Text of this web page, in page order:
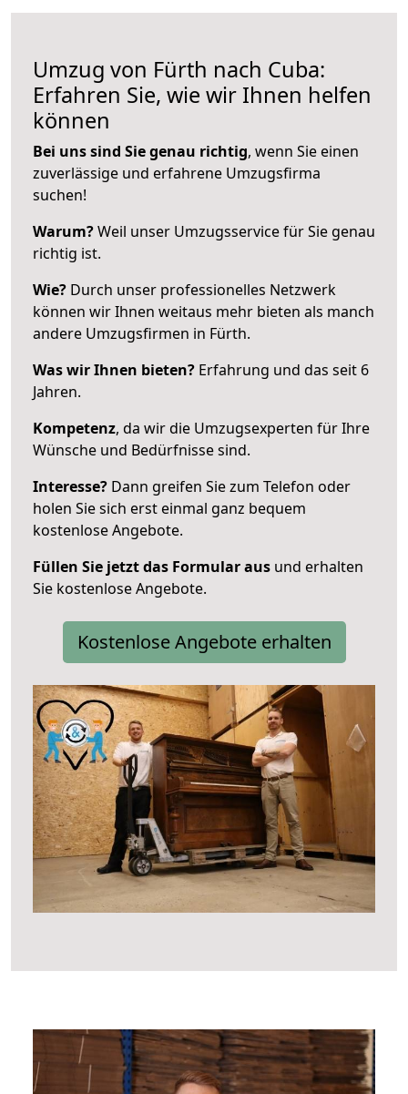
Umzug von Fürth nach Cuba:
Erfahren Sie, wie wir Ihnen helfen
können
Bei uns sind Sie genau richtig, wenn Sie einen
zuverlässige und erfahrene Umzugsfirma
suchen!
Warum?Weil unser Umzugsservice für Sie genau
richtig ist.
Wie? Durch unser professionelles Netzwerk
können wir Ihnen weitaus mehr bieten als manch
andere Umzugsfirmen in Fürth.
Was wir Ihnen bieten? Erfahrung und das seit 6
Jahren.
Kompetenz, da wir die Umzugsexperten für Ihre
Wünsche und Bedürfnisse sind.
Interesse? Dann greifen Sie zum Telefon oder
holen Sie sich erst einmal ganz bequem
kostenlose Angebote.
Füllen Sie jetzt das Formular aus und erhalten
Sie kostenlose Angebote.
Kostenlose Angebote erhalten